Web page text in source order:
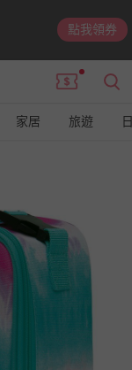
點我領券
家居 旅遊